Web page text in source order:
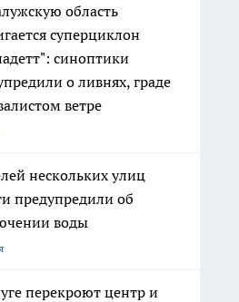
область
суперциклон
синоптики
о ливнях, граде
ветре
нескольких улиц
предупредили об
воды
перекроют центр и